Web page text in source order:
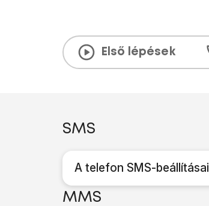
Első lépések
SMS
A telefon SMS-beállításai
MMS